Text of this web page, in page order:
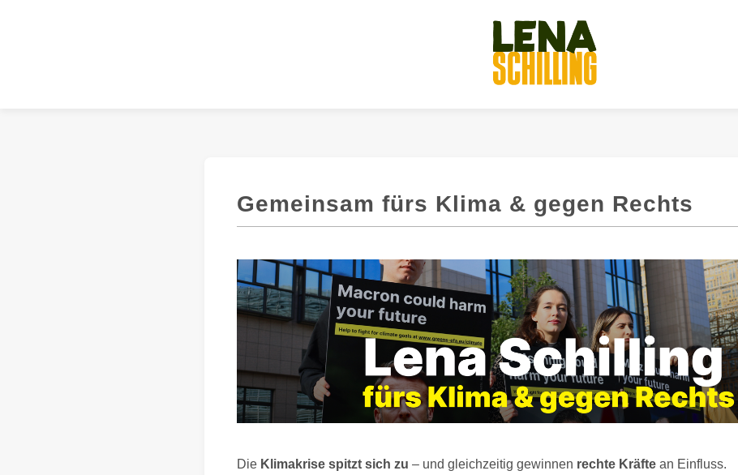
Gemeinsam fürs Klima & gegen Rechts
Die Klimakrise spitzt sich zu – und gleichzeitig gewinnen rechte Kräfte an Einfluss.